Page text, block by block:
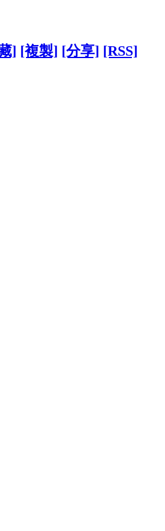
] [複製] [分享] [RSS]